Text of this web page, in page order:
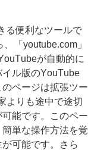
る便利なツールで
「youtube.com」
が自動的に
イル版のYouTube
ページは拡張ツー
よりも途中で途切
能です。このペー
単な操作方法を覚
可能です。さら